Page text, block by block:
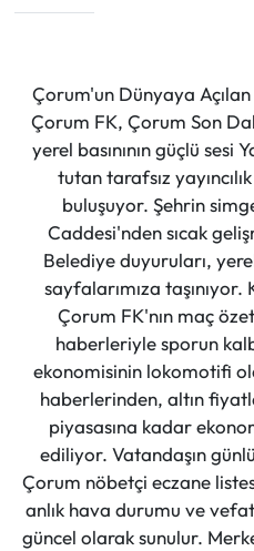
Çorum'un Dünyaya
Çorum FK, Çorum Son
yerel basınının güçlü sesi
tutan tarafsız
buluşuyor. Şehrin
Caddesi'nden sıcak
Belediye duyuruları,
sayfalarımıza taşınıyor.
Çorum FK'nın maç
haberleriyle sporun
ekonomisinin lokomotifi
haberlerinden, altın
piyasasına kadar
ediliyor. Vatandaşın
Çorum nöbetçi eczane
anlık hava durumu ve
güncel olarak sunulur.